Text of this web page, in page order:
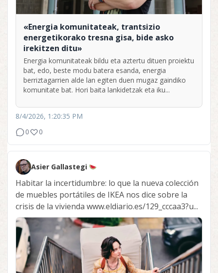
«Energia komunitateak, trantsizio
energetikorako tresna gisa, bide asko
irekitzen ditu»
Energia komunitateak bildu eta aztertu dituen proiektu
bat, edo, beste modu batera esanda, energia
berriztagarrien alde lan egiten duen mugaz gaindiko
komunitate bat. Hori baita lankidetzak eta iku...
8/4/2026, 1:20:35 PM
0
0
Asier Gallastegi
Habitar la incertidumbre: lo que la nueva colección
de muebles portátiles de IKEA nos dice sobre la
crisis de la vivienda www.eldiario.es/129_cccaa3?u...